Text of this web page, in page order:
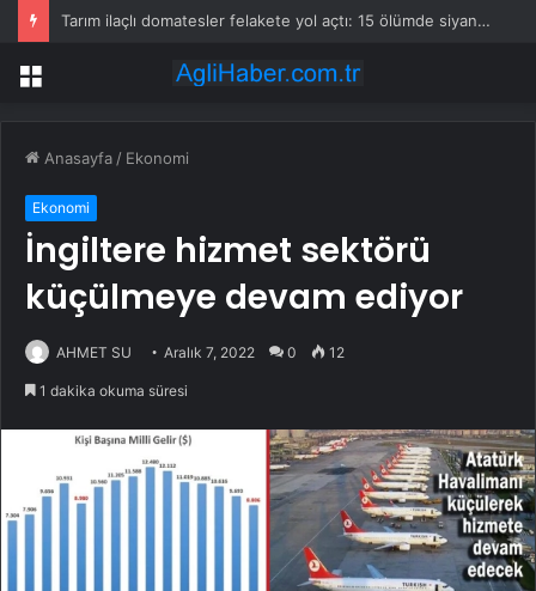
Evine tadilat yapan çift, gizli bölmede deste deste para buldu
Menü
Anasayfa / Ekonomi
Ekonomi
İngiltere hizmet sektörü
küçülmeye devam ediyor
AHMET SU Aralık 7, 2022 0 12
1 dakika okuma süresi